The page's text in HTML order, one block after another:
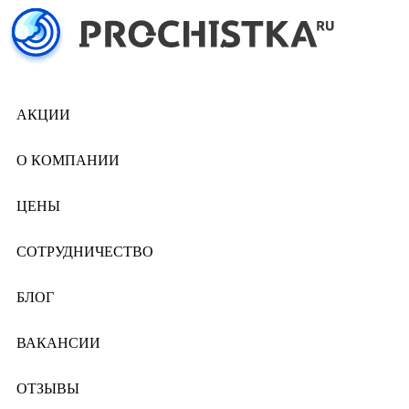
АКЦИИ
О КОМПАНИИ
ЦЕНЫ
СОТРУДНИЧЕСТВО
БЛОГ
ВАКАНСИИ
ОТЗЫВЫ